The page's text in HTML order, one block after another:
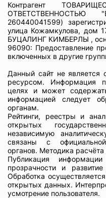
Контрагент
ОТВЕТСТВЕННОСТЬЮ
260440041599)
улица Кожамкулова, дом
БУЦАЛИНГ КИМБЕРЛЫ ,
96090: Предоставление
включенных в другие
Данный сайт не является
ресурсом. Информация
целях и может
информацией следует
органам.
Рейтинги, реестры и
открытых
независимую
связаны с
органов. Методика
Публикация
прозрачности и
Обработка
открытых данных.
усмотрение пользователя.